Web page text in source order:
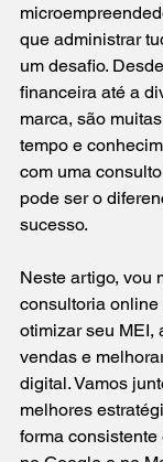
que administrar
um desafio.
financeira até a
marca, são
tempo e
com uma
pode ser o
sucesso.
Neste artigo, vou
consultoria
otimizar seu MEI,
vendas e
digital. Vamos
melhores
forma